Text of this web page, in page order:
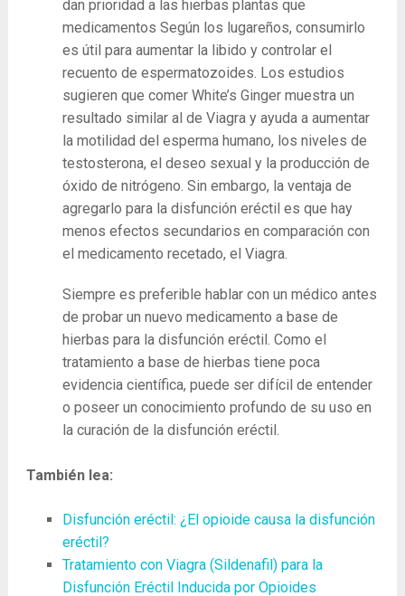
dan prioridad a las hierbas plantas que
medicamentos Según los lugareños, consumirlo
es útil para aumentar la libido y controlar el
recuento de espermatozoides. Los estudios
sugieren que comer White’s Ginger muestra un
resultado similar al de Viagra y ayuda a aumentar
la motilidad del esperma humano, los niveles de
testosterona, el deseo sexual y la producción de
óxido de nitrógeno. Sin embargo, la ventaja de
agregarlo para la disfunción eréctil es que hay
menos efectos secundarios en comparación con
el medicamento recetado, el Viagra.
Siempre es preferible hablar con un médico antes
de probar un nuevo medicamento a base de
hierbas para la disfunción eréctil. Como el
tratamiento a base de hierbas tiene poca
evidencia científica, puede ser difícil de entender
o poseer un conocimiento profundo de su uso en
la curación de la disfunción eréctil.
También lea:
Disfunción eréctil: ¿El opioide causa la disfunción
eréctil?
Tratamiento con Viagra (Sildenafil) para la
Disfunción Eréctil Inducida por Opioides